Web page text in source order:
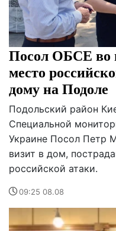
Посол ОБСЕ во
место
дому на Подоле
Подольский район
Специальной
Украине Посол Петр
визит в дом,
российской атаки.
09:25 08.08